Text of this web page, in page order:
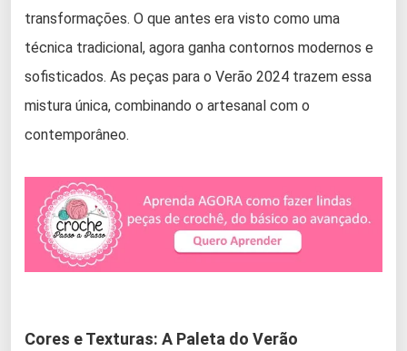
transformações. O que antes era visto como uma
técnica tradicional, agora ganha contornos modernos e
sofisticados. As peças para o Verão 2024 trazem essa
mistura única, combinando o artesanal com o
contemporâneo.
Cores e Texturas: A Paleta do Verão